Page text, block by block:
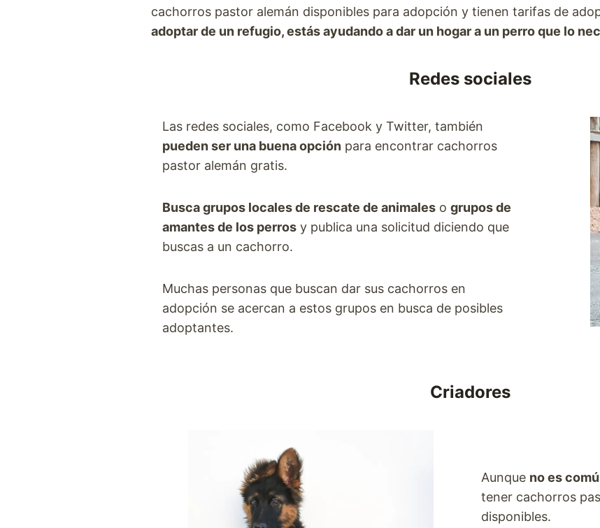
cachorros pastor alemán disponibles para adopción y tienen tarifas de
adoptar de un refugio, estás ayudando a dar un hogar a un perro que lo
Redes sociales
Las redes sociales, como Facebook y Twitter, también
pueden ser una buena opción para encontrar cachorros
pastor alemán gratis.
Busca grupos locales de rescate de animales o grupos de
amantes de los perros y publica una solicitud diciendo que
buscas a un cachorro.
Muchas personas que buscan dar sus cachorros en
adopción se acercan a estos grupos en busca de posibles
adoptantes.
Criadores
Aunque no es
tener cachorros
disponibles.